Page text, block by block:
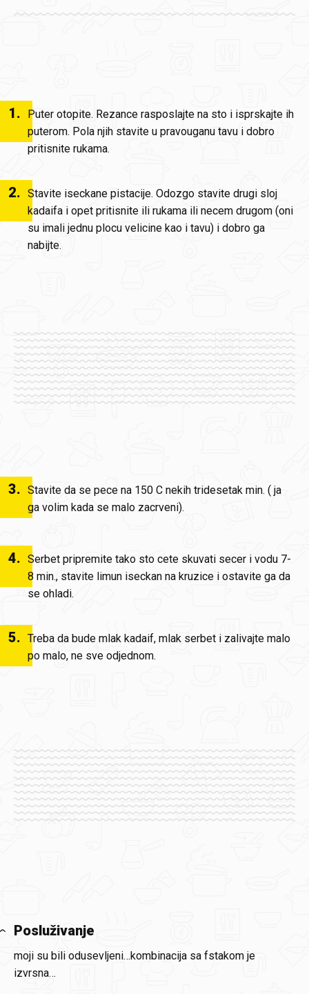
1.
Puter otopite. Rezance rasposlajte na sto i isprskajte ih
puterom. Pola njih stavite u pravouganu tavu i dobro
pritisnite rukama.
2. Stavite iseckane pistacije. Odozgo stavite drugi sloj
kadaifa i opet pritisnite ili rukama ili necem drugom (oni
su imali jednu plocu velicine kao i tavu) i dobro ga
nabijte.
3. Stavite da se pece na 150 C nekih tridesetak min. ( ja
ga volim kada se malo zacrveni).
4. Serbet pripremite tako sto cete skuvati secer i vodu 7-
8 min., stavite limun iseckan na kruzice i ostavite ga da
se ohladi.
5. Treba da bude mlak kadaif, mlak serbet i zalivajte malo
po malo, ne sve odjednom.
Posluživanje
moji su bili odusevljeni…kombinacija sa fstakom je
izvrsna…